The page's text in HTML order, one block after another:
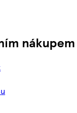
nákupem